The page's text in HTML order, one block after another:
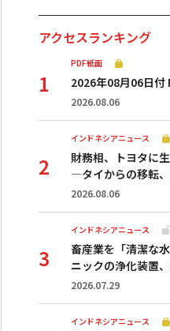
アクセスランキング
PDF紙面
2026年08月06日付
2026.08.06
インドネシアニュース
財務相、トヨタに
—タイからの移転
2026.08.06
インドネシアニュース
畜産業を「清潔な
ニックの浄化装置
2026.07.29
インドネシアニュース